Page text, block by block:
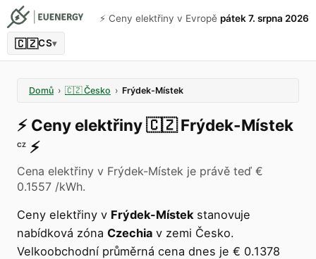
⚡️ Ceny elektřiny v Evropě pátek 7. srpna 2026
🇨🇿CS▾
Domů › 🇨🇿 Česko › Frýdek-Místek
⚡️ Ceny elektřiny🇨🇿 Frýdek-Místek
CZ ⚡️
Cena elektřiny v Frýdek-Místek je právě teď €
0.1557 /kWh.
Ceny elektřiny v Frýdek-Místekstanovuje
nabídková zóna Czechia v zemi Česko.
Velkoobchodní průměrná cena dnes je € 0.1378